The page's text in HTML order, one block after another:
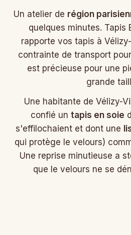
Un atelier de région
quelques minutes. Tapis
rapporte vos tapis à
contrainte de transport
est précieuse pour une
grande
Une habitante de Vélizy-
confié un tapis en soie
s'effilochaient et dont une
qui protège le velours)
Une reprise minutieuse a
que le velours ne se